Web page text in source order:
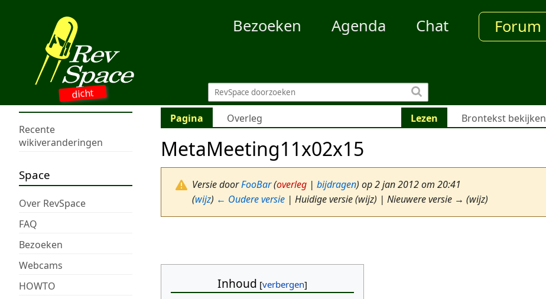
dicht
Bezoeken Agenda Chat Forum
Recente
wikiveranderingen
Space
Over RevSpace
FAQ
Bezoeken
Webcams
HOWTO
Pagina Overleg Lezen Brontekst bekijken
MetaMeeting11x02x15
Versie doorFooBar(overleg | bijdragen) op 2 jan 2012 om 20:41
(wijz) ← Oudere versie | Huidige versie (wijz) | Nieuwere versie → (wijz)
Inhoud